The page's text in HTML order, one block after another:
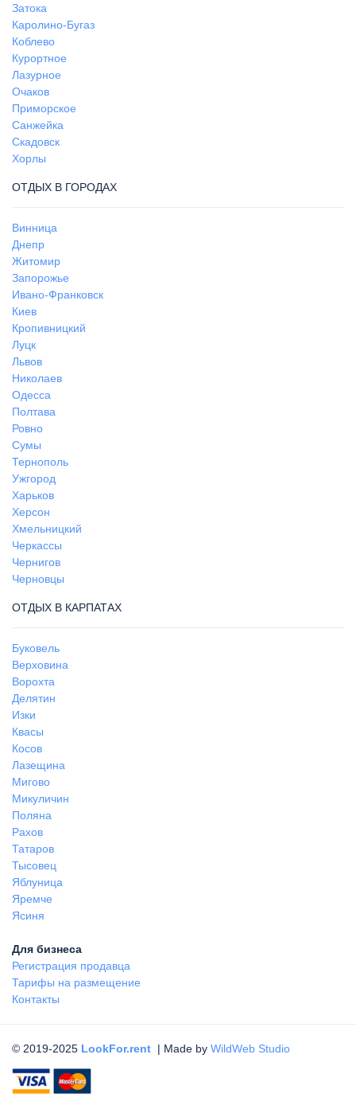
Затока
Каролино-Бугаз
Коблево
Курортное
Лазурное
Очаков
Приморское
Санжейка
Скадовск
Хорлы
ОТДЫХ В ГОРОДАХ
Винница
Днепр
Житомир
Запорожье
Ивано-Франковск
Киев
Кропивницкий
Луцк
Львов
Николаев
Одесса
Полтава
Ровно
Сумы
Тернополь
Ужгород
Харьков
Херсон
Хмельницкий
Черкассы
Чернигов
Черновцы
ОТДЫХ В КАРПАТАХ
Буковель
Верховина
Ворохта
Делятин
Изки
Квасы
Косов
Лазещина
Мигово
Микуличин
Поляна
Рахов
Татаров
Тысовец
Яблуница
Яремче
Ясиня
Для бизнеса
Регистрация продавца
Тарифы на размещение
Контакты
© 2019-2025 LookFor.rent | Made by WildWeb Studio